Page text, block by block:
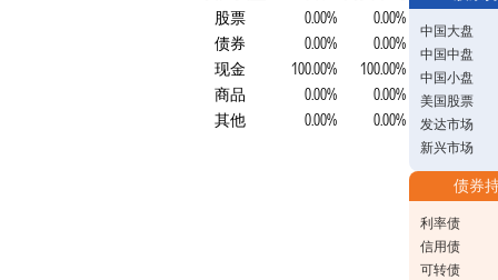
股票
0.00%
0.00%
债券
0.00%
0.00%
现金
100.00%
100.00%
商品
0.00%
0.00%
其他
0.00% 0.00%
中国大盘
中国中盘
中国小盘
美国股票
发达市场
新兴市场
债券
利率债
信用债
可转债